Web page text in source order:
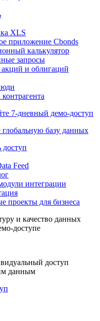
базу данных
XLS
приложение Cbonds
калькулятор
запросы
и облигаций
7-дневный
базу данных
Feed
проекты для бизнеса
и качество данных
доступе
доступ